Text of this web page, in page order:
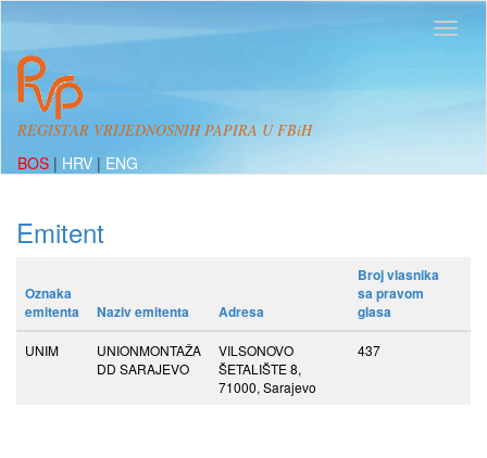
REGISTAR VRIJEDNOSNIH PAPIRA U FBiH
BOS | HRV | ENG
Emitent
Oznaka
emitenta
Naziv emitenta Adresa
Broj vlasnika
sa pravom
glasa
UNIM
UNIONMONTAŽA
DD SARAJEVO
VILSONOVO
ŠETALIŠTE 8,
71000, Sarajevo
437